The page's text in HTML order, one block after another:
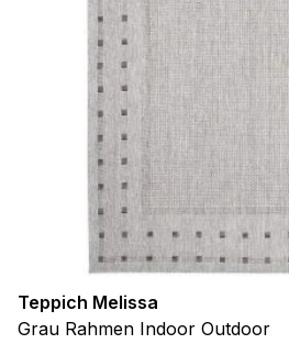
Teppich Melissa
Grau Rahmen Indoor Outdoor